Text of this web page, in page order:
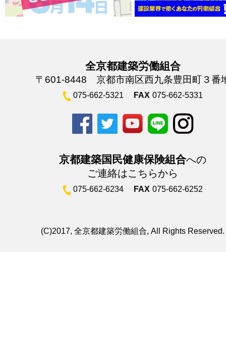
全京都建築労働組合
〒601-8448 京都市南区西九条豊田町３番
075-662-5321 FAX 075-662-5331
京都建築国民健康保険組合への
ご連絡はこちらから
075-662-6234 FAX 075-662-6252
(C)2017, 全京都建築労働組合, All Rights Reserved.